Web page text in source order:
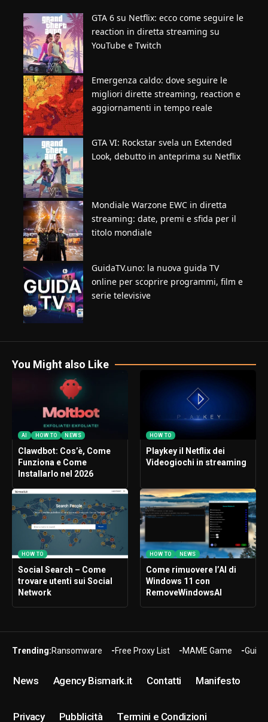
GTA 6 su Netflix: ecco come seguire le
reaction in diretta streaming su
YouTube e Twitch
Emergenza caldo: dove seguire le
migliori dirette streaming, reaction e
aggiornamenti in tempo reale
GTA VI: Rockstar svela un Extended
Look, debutto in anteprima su Netflix
Mondiale Warzone EWC in diretta
streaming: date, premi e sfida per il
titolo mondiale
GuidaTV.uno: la nuova guida TV
online per scoprire programmi, film e
serie televisive
You Might also Like
AI HOW TO NEWS
Clawdbot: Cos’è, Come
Funziona e Come
Installarlo nel 2026
HOW TO
Playkey il Netflix dei
Videogiochi in streaming
HOW TO
Social Search – Come
trovare utenti sui Social
Network
HOW TO NEWS
Come rimuovere l’AI di
Windows 11 con
RemoveWindowsAI
Trending:Ransomware Free Proxy List MAME Game Guide
News Agency Bismark.it Contatti Manifesto
Privacy Pubblicità Termini e Condizioni